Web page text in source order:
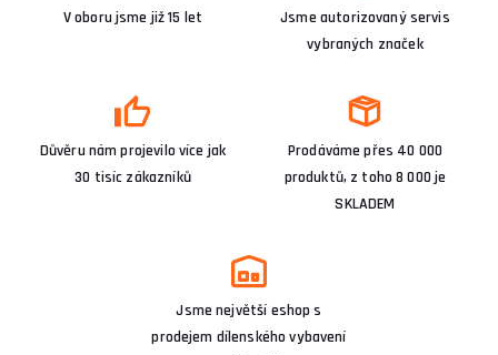
V oboru jsme již 15 let
Jsme autorizovaný servis
vybraných značek
Důvěru nám projevilo více jak
30 tisíc zákazníků
Prodáváme přes 40 000
produktů, z toho 8 000 je
SKLADEM
Jsme největší eshop s
prodejem dílenského vybavení